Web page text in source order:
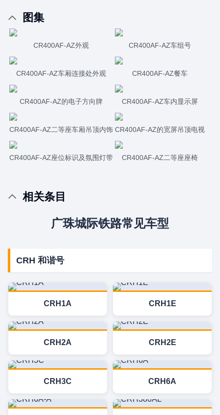
图集
CR400AF-AZ外观 CR400AF-AZ车组号
CR400AF-AZ车厢连接处外观 CR400AF-AZ餐车
CR400AF-AZ的电子方向牌 CR400AF-AZ车内显示屏
CR400AF-AZ二等座车厢吊顶内饰 CR400AF-AZ的宽屏吊顶电视
CR400AF-AZ座位标识及氛围灯带 CR400AF-AZ二等座座椅
相关条目
广珠城际铁路常见车型
CRH 和谐号
CRH1A CRH1E
CRH2A CRH2E
CRH3C CRH6A